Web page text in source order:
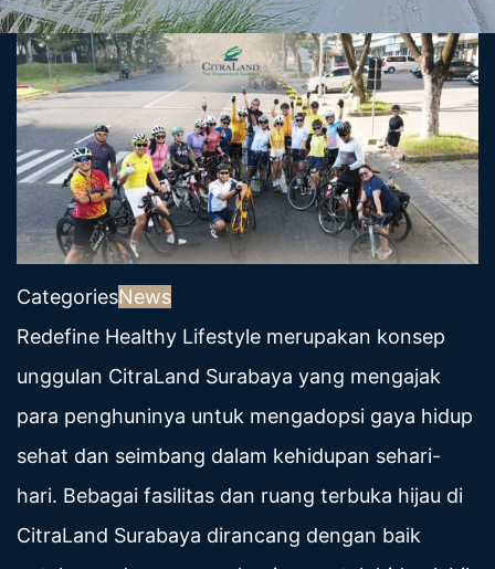
CategoriesNews
Redefine Healthy Lifestyle merupakan konsep
unggulan CitraLand Surabaya yang mengajak
para penghuninya untuk mengadopsi gaya hidup
sehat dan seimbang dalam kehidupan sehari-
hari. Bebagai fasilitas dan ruang terbuka hijau di
CitraLand Surabaya dirancang dengan baik